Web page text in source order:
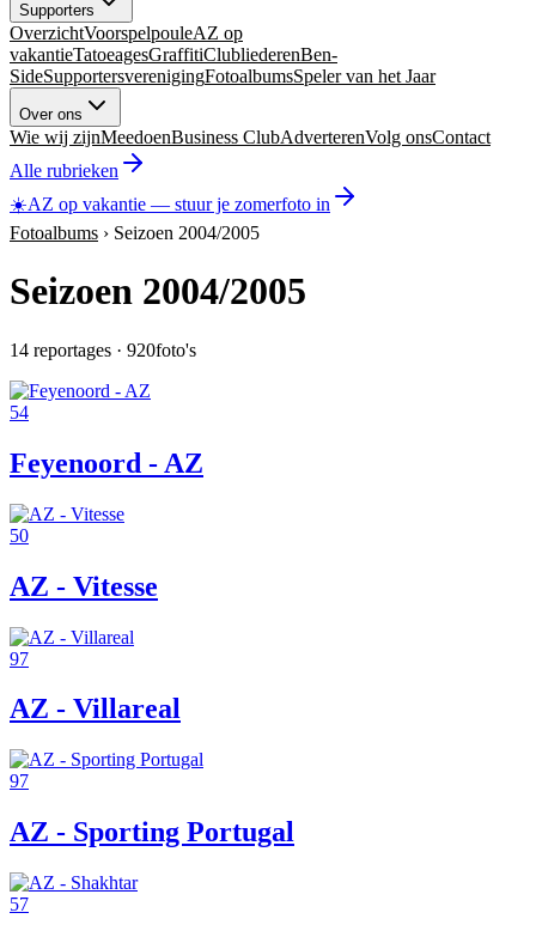
Supporters
OverzichtVoorspelpouleAZ op
vakantieTatoeagesGraffitiClubliederenBen-
SideSupportersverenigingFotoalbumsSpeler van het Jaar
Over ons
Wie wij zijnMeedoenBusiness ClubAdverterenVolg onsContact
Alle rubrieken
☀️AZ op vakantie — stuur je zomerfoto in
Fotoalbums › Seizoen 2004/2005
Seizoen 2004/2005
14 reportages · 920foto's
54
Feyenoord - AZ
50
AZ - Vitesse
97
AZ - Villareal
97
AZ - Sporting Portugal
57